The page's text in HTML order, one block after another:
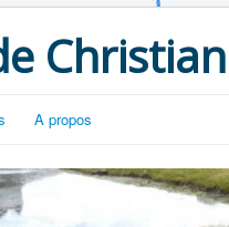
Christian
A propos